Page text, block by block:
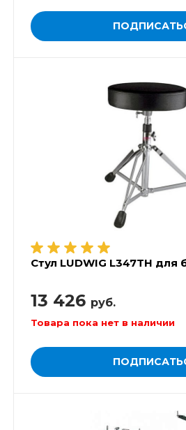
Стул LUDWIG L347TH для
13 426 руб.
Товара пока нет в наличии